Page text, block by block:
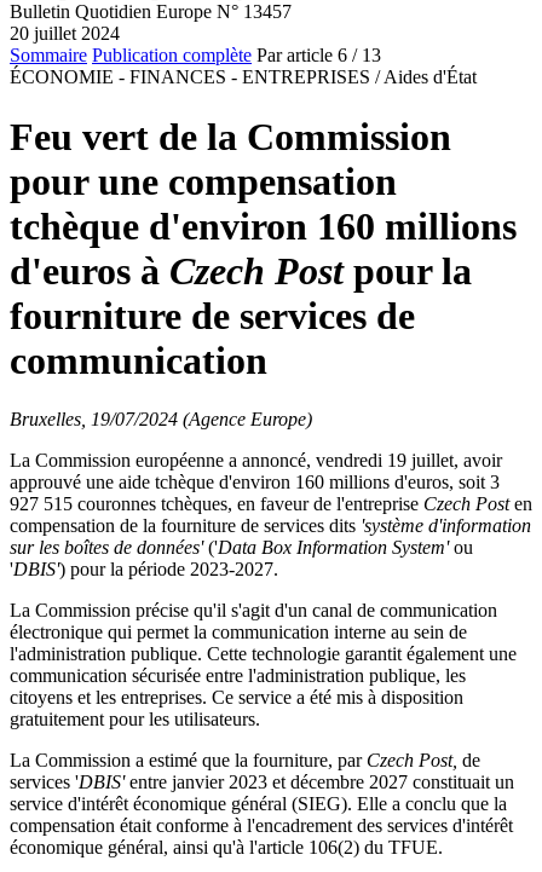
Bulletin Quotidien Europe N° 13457
20 juillet 2024
Sommaire Publication complète Par article 6 / 13
ÉCONOMIE - FINANCES - ENTREPRISES / Aides d'État
Feu vert de la Commission
pour une compensation
tchèque d'environ 160 millions
d'euros à Czech Postpour la
fourniture de services de
communication
Bruxelles, 19/07/2024 (Agence Europe)
La Commission européenne a annoncé, vendredi 19 juillet, avoir
approuvé une aide tchèque d'environ 160 millions d'euros, soit 3
927 515 couronnes tchèques, en faveur de l'entreprise Czech Posten
compensation de la fourniture de services dits 'système d'information
sur les boîtes de données'('Data Box Information System'ou
'DBIS') pour la période 2023-2027.
La Commission précise qu'il s'agit d'un canal de communication
électronique qui permet la communication interne au sein de
l'administration publique. Cette technologie garantit également une
communication sécurisée entre l'administration publique, les
citoyens et les entreprises. Ce service a été mis à disposition
gratuitement pour les utilisateurs.
La Commission a estimé que la fourniture, par Czech Post, de
services 'DBIS'entre janvier 2023 et décembre 2027 constituait un
service d'intérêt économique général (SIEG). Elle a conclu que la
compensation était conforme à l'encadrement des services d'intérêt
économique général, ainsi qu'à l'article 106(2) du TFUE.